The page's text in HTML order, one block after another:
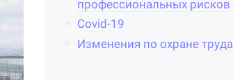
профессиональных рисков
Covid-19
Изменения по охране труда